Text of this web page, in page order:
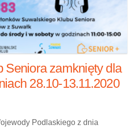
Seniora zamknięty dla
28.10-13.11.2020
Podlaskiego z dnia